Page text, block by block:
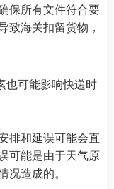
保所有文件符合要
致海关扣留货物，
也可能影响快递时
排和延误可能会直
可能是由于天气原
造成的。